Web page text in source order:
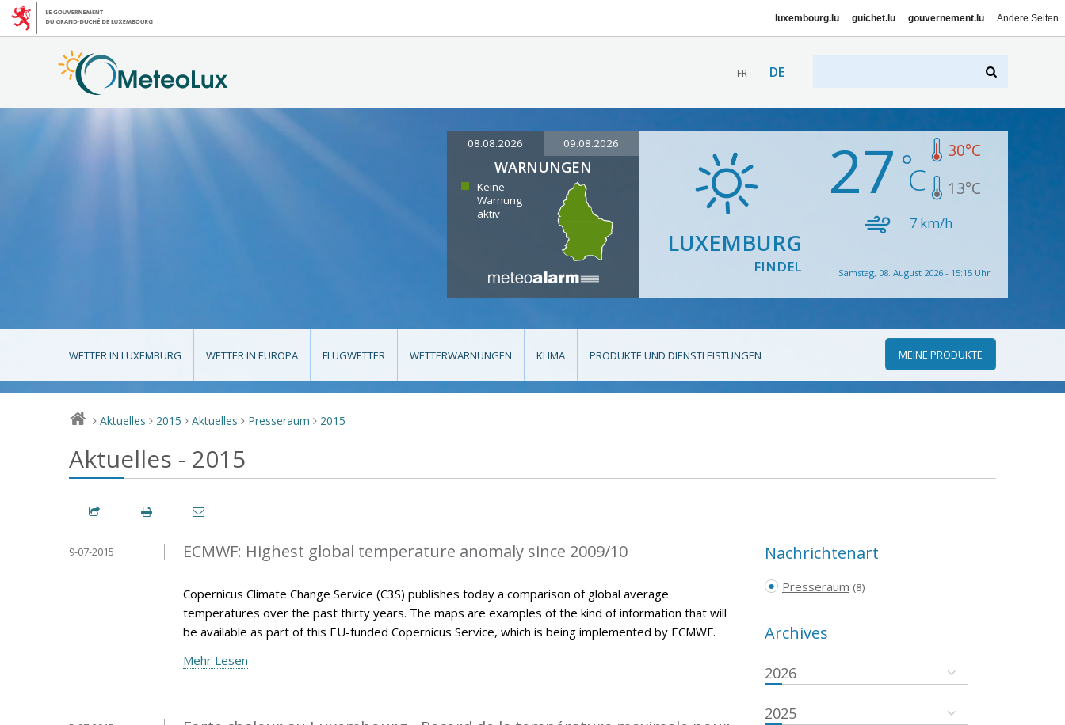
luxembourg.lu guichet.lu gouvernement.lu Andere Seiten
FR DE
08.08.2026 09.08.2026
WARNUNGEN
Keine
Warnung
aktiv
LUXEMBURG
FINDEL
27 30°C
13°C
7 km/h
Samstag, 08. August 2026 - 15:15 Uhr
WETTER IN LUXEMBURG WETTER IN EUROPA FLUGWETTER WETTERWARNUNGEN KLIMA PRODUKTE UND DIENSTLEISTUNGEN MEINE PRODUKTE
> Aktuelles > 2015 > Aktuelles > Presseraum > 2015
Aktuelles - 2015
ECMWF: Highest global temperature anomaly since 2009/10
9-07-2015
Copernicus Climate Change Service (C3S) publishes today a comparison of global average
temperatures over the past thirty years. The maps are examples of the kind of information that will
be available as part of this EU-funded Copernicus Service, which is being implemented by ECMWF.
Mehr Lesen
Nachrichtenart
Presseraum (8)
Archives
2026
2025